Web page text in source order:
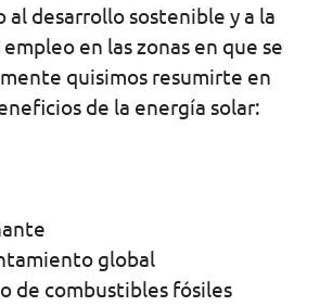
al desarrollo sostenible y a la
en las zonas en que se
quisimos resumirte en
de la energía solar:
global
de combustibles fósiles